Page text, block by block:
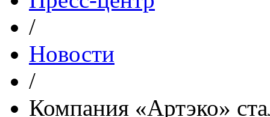
/
Новости
/
Компания «Артэко»